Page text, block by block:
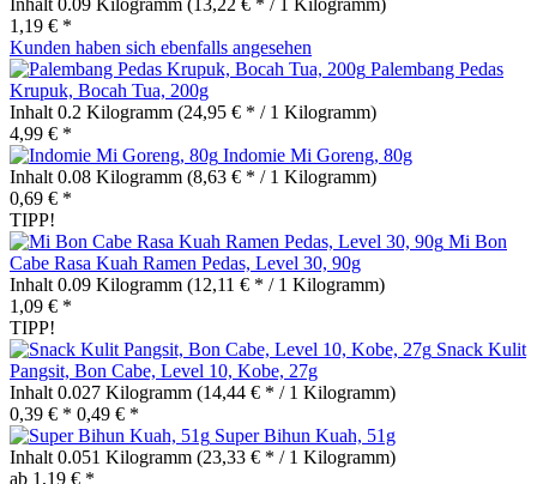
1,19 € *
Kunden haben sich ebenfalls angesehen
Palembang Pedas
Krupuk, Bocah Tua, 200g
Inhalt 0.2 Kilogramm (24,95 € * / 1 Kilogramm)
4,99 € *
Indomie Mi Goreng, 80g
Inhalt 0.08 Kilogramm (8,63 € * / 1 Kilogramm)
0,69 € *
TIPP!
Mi Bon
Cabe Rasa Kuah Ramen Pedas, Level 30, 90g
Inhalt 0.09 Kilogramm (12,11 € * / 1 Kilogramm)
1,09 € *
TIPP!
Snack Kulit
Pangsit, Bon Cabe, Level 10, Kobe, 27g
Inhalt 0.027 Kilogramm (14,44 € * / 1 Kilogramm)
0,39 € * 0,49 € *
Super Bihun Kuah, 51g
Inhalt 0.051 Kilogramm (23,33 € * / 1 Kilogramm)
ab 1,19 € *